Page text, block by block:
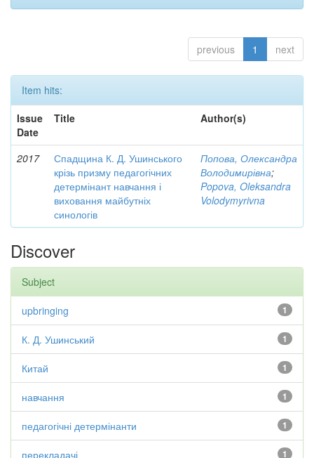
previous 1 next
Item hits:
Issue
Date
Title Author(s)
2017
Спадщина К. Д. Ушинського
крізь призму педагогічних
детермінант навчання і
виховання майбутніх
синологів
Попова, Олександра
Володимирівна;
Popova, Oleksandra
Volodymyrivna
Discover
Subject
1
upbringing
1
К. Д. Ушинський
1
Китай
1
навчання
1
педагогічні детермінанти
1
перекладачі